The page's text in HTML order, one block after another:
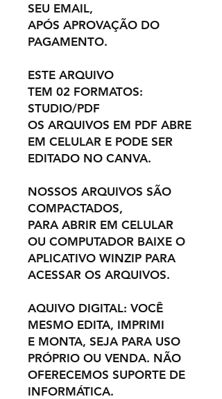
SEU EMAIL,
APÓS APROVAÇÃO DO
PAGAMENTO.
ESTE ARQUIVO
TEM 02 FORMATOS:
STUDIO/PDF
OS ARQUIVOS EM PDF ABRE
EM CELULAR E PODE SER
EDITADO NO CANVA.
NOSSOS ARQUIVOS SÃO
COMPACTADOS,
PARA ABRIR EM CELULAR
OU COMPUTADOR BAIXE O
APLICATIVO WINZIP PARA
ACESSAR OS ARQUIVOS.
AQUIVO DIGITAL: VOCÊ
MESMO EDITA, IMPRIMI
E MONTA, SEJA PARA USO
PRÓPRIO OU VENDA. NÃO
OFERECEMOS SUPORTE DE
INFORMÁTICA.